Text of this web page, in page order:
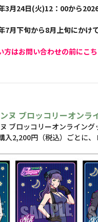
3月24日(火)12：00から
月下旬から8月上旬にかけ
方はお問い合わせの前にこ
ヌ ブロッコリーオンラ
ヌ ブロッコリーオンライン
入2,200円（税込）ごとに